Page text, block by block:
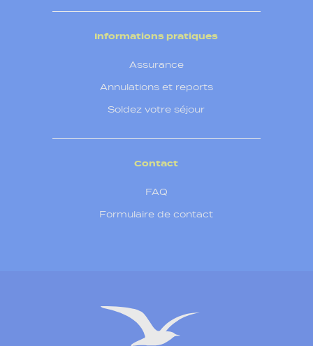
Informations pratiques
Assurance
Annulations et reports
Soldez votre séjour
Contact
FAQ
Formulaire de contact